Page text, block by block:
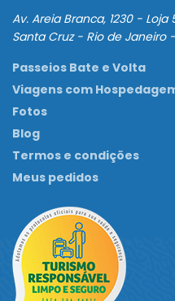
Passeios Bate e Volta
Viagens com
Fotos
Blog
Termos e condições
Meus pedidos